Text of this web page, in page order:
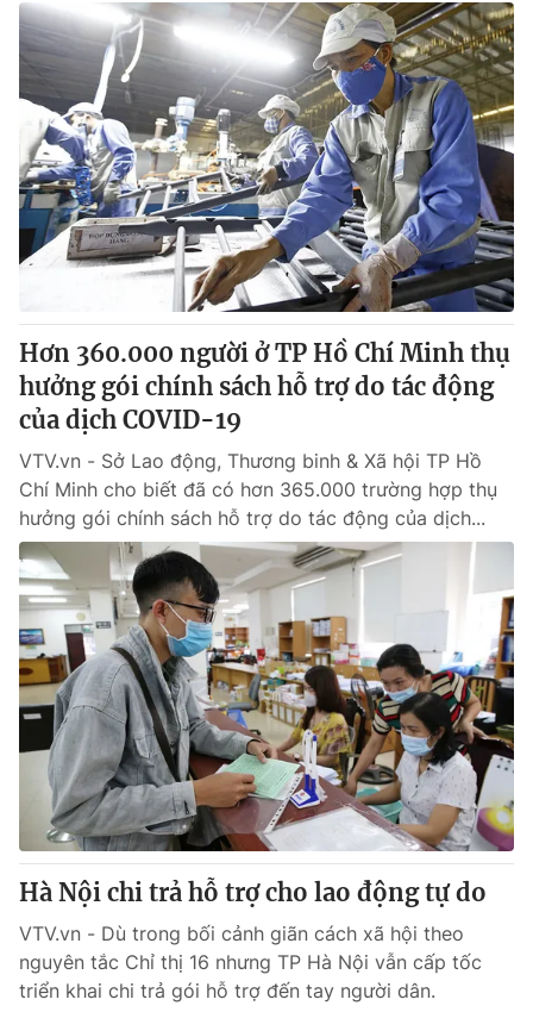
Hơn 360.000 người ở TP Hồ Chí Minh thụ
hưởng gói chính sách hỗ trợ do tác động
của dịch COVID-19
VTV.vn - Sở Lao động, Thương binh & Xã hội TP Hồ
Chí Minh cho biết đã có hơn 365.000 trường hợp thụ
hưởng gói chính sách hỗ trợ do tác động của dịch...
Hà Nội chi trả hỗ trợ cho lao động tự do
VTV.vn - Dù trong bối cảnh giãn cách xã hội theo
nguyên tắc Chỉ thị 16 nhưng TP Hà Nội vẫn cấp tốc
triển khai chi trả gói hỗ trợ đến tay người dân.